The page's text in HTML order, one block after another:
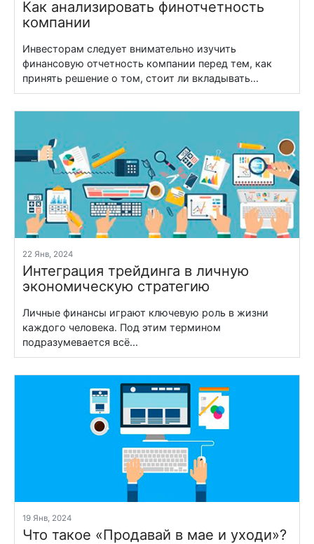
Как анализировать финотчетность
компании
Инвесторам следует внимательно изучить
финансовую отчетность компании перед тем, как
принять решение о том, стоит ли вкладывать...
22 Янв, 2024
Интеграция трейдинга в личную
экономическую стратегию
Личные финансы играют ключевую роль в жизни
каждого человека. Под этим термином
подразумевается всё...
19 Янв, 2024
Что такое «Продавай в мае и уходи»?